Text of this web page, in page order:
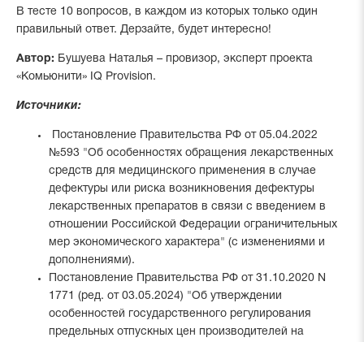
В тесте 10 вопросов, в каждом из которых только один
правильный ответ. Дерзайте, будет интересно!
Автор: Бушуева Наталья – провизор, эксперт проекта
«Комьюнити» IQ Provision.
Источники:
Постановление Правительства РФ от 05.04.2022
№593 "Об особенностях обращения лекарственных
средств для медицинского применения в случае
дефектуры или риска возникновения дефектуры
лекарственных препаратов в связи с введением в
отношении Российской Федерации ограничительных
мер экономического характера" (с изменениями и
дополнениями).
Постановление Правительства РФ от 31.10.2020 N
1771 (ред. от 03.05.2024) "Об утверждении
особенностей государственного регулирования
предельных отпускных цен производителей на